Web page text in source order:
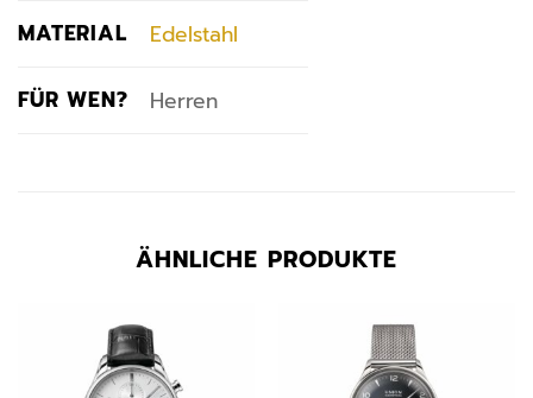
MATERIAL Edelstahl
FÜR WEN? Herren
ÄHNLICHE PRODUKTE